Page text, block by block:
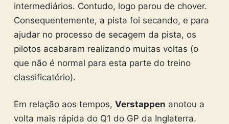
intermediários. Contudo, logo parou de chover.
Consequentemente, a pista foi secando, e para
ajudar no processo de secagem da pista, os
pilotos acabaram realizando muitas voltas (o
que não é normal para esta parte do treino
classificatório).
Em relação aos tempos, Verstappen anotou a
volta mais rápida do Q1 do GP da Inglaterra.